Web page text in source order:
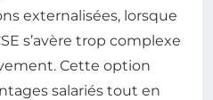
externalisées, lorsque
s’avère trop complexe
Cette option
salariés tout en